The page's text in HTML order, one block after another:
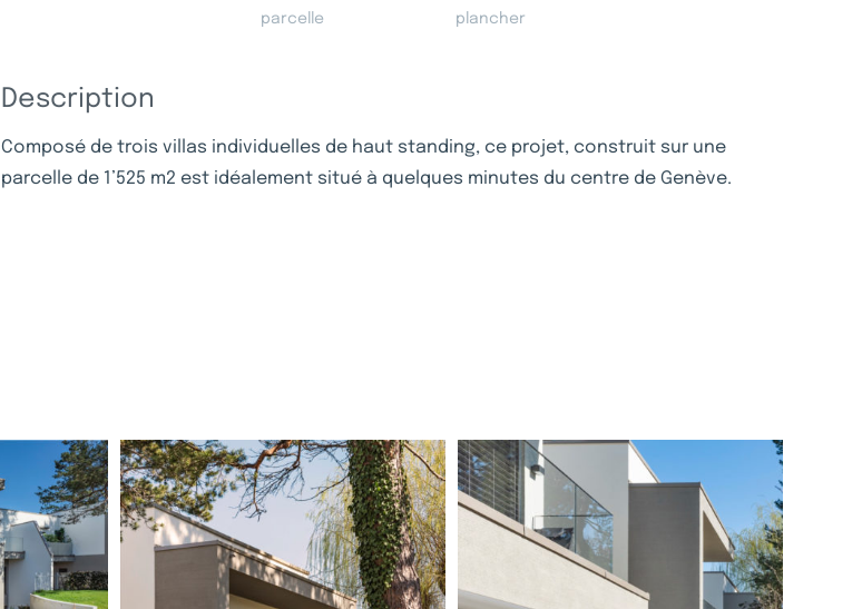
parcelle
plancher
Description
Composé de trois villas individuelles de haut standing, ce projet, construit sur une
parcelle de 1’525 m2 est idéalement situé à quelques minutes du centre de Genève.